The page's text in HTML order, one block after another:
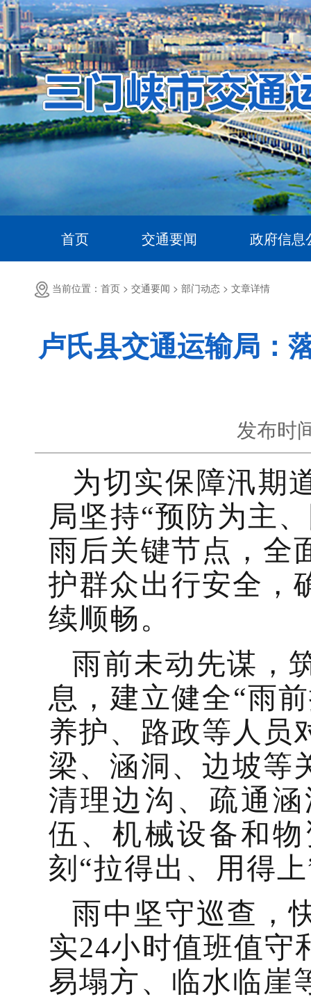
首页 交通要闻 政府信息
当前位置：首页 > 交通要闻 > 部门动态 > 文章详情
卢氏县交通运输局：
发布时
为切实保障汛期
局坚持“预防为主
雨后关键节点，全
护群众出行安全，
续顺畅。
雨前未动先谋，
息，建立健全“雨
养护、路政等人员
梁、涵洞、边坡等
清理边沟、疏通
伍、机械设备和
刻“拉得出、用得
雨中坚守巡查，
实24小时值班值守
易塌方、临水临崖